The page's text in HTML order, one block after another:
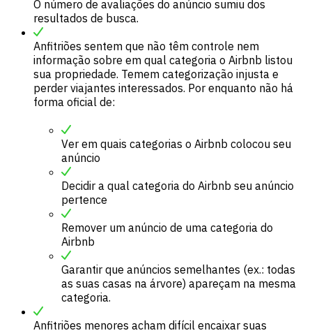
O número de avaliações do anúncio sumiu dos
resultados de busca.
Anfitriões sentem que não têm controle nem
informação sobre em qual categoria o Airbnb listou
sua propriedade. Temem categorização injusta e
perder viajantes interessados. Por enquanto não há
forma oficial de:
Ver em quais categorias o Airbnb colocou seu
anúncio
Decidir a qual categoria do Airbnb seu anúncio
pertence
Remover um anúncio de uma categoria do
Airbnb
Garantir que anúncios semelhantes (ex.: todas
as suas casas na árvore) apareçam na mesma
categoria.
Anfitriões menores acham difícil encaixar suas